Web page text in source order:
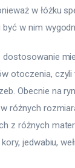
w łóżku
w nim
otoczenia,
Obecnie na
różnych
z różnych
jedwabiu,